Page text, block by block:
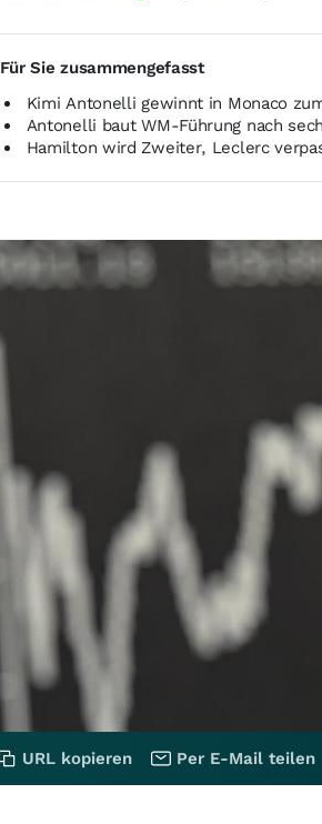
Für Sie zusammengefasst
Kimi Antonelli gewinnt in Monaco
Antonelli baut WM-Führung nach
Hamilton wird Zweiter, Leclerc
URL kopieren Per E-Mail teilen